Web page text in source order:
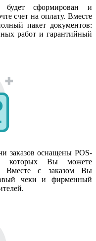
будет сформирован и
счет на оплату. Вместе
пакет документов:
работ и гарантийный
заказов оснащены POS-
которых Вы можете
Вместе с заказом Вы
чеки и фирменный